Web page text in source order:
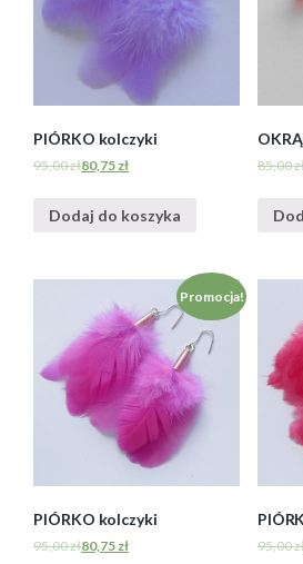
PIÓRKO kolczyki
95,00zł80,75 zł
Dodaj do koszyka
85,00
Promocja!
PIÓRKO kolczyki
95,00zł80,75 zł 95,00